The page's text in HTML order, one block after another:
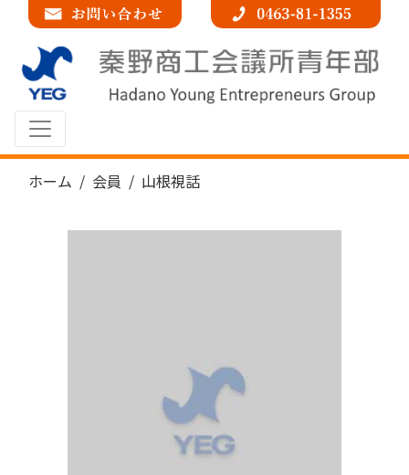
メインナビゲーション
ホーム 会員 山根視話